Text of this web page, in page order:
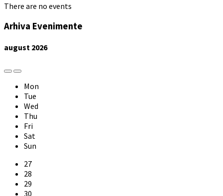
There are no events
Arhiva Evenimente
august 2026
Previous
Month
Next
Month
Mon
Tue
Wed
Thu
Fri
Sat
Sun
Skip
calendar
days
27
28
29
30